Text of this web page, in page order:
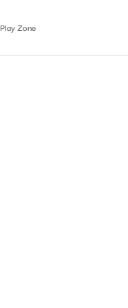
Play Zone